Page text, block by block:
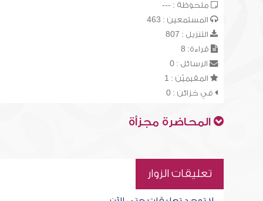
ملحوظة : ---
المستمعين : 463
التنزيل : 807
قراءة: 8
الرسائل : 0
المقيميّن : 1
في خزائن : 0
المحاضرة مجزأة
تعليقات الزوار